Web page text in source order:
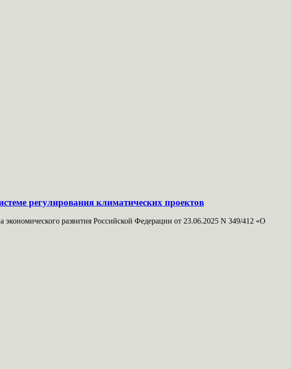
регулирования климатических проектов
развития Российской Федерации от 23.06.2025 N 349/412 «О